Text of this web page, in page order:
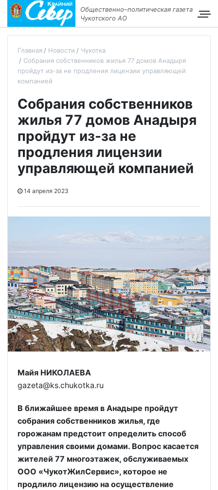
Общественно–политическая газета
Чукотского АО
Главная Новости
Чукотка
Собрания собственников жилья 77 домов Анадыря
пройдут из-за не продления лицензии управляющей
компанией
Собрания собственников
жилья 77 домов Анадыря
пройдут из-за не
продления лицензии
управляющей компанией
14 апреля 2023
Майя НИКОЛАЕВА
gazeta@ks.chukotka.ru
В ближайшее время в Анадыре пройдут
собрания собственников жилья, где
горожанам предстоит определить способ
управления своими домами. Вопрос касается
жителей 77 многоэтажек, обслуживаемых
ООО «ЧукотЖилСервис», которое не
продлило лицензию на осуществление